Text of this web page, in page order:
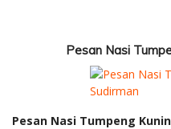
Pesan Nasi
Pesan Nasi Tumpeng